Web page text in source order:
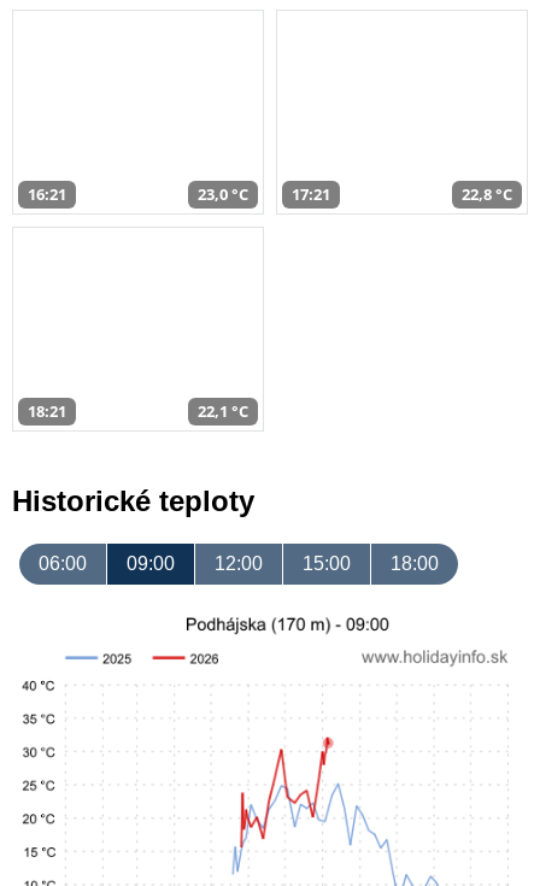
16:21 23,0 °C 17:21 22,8 °C
18:21 22,1 °C
Historické teploty
06:00 09:00 12:00 15:00 18:00